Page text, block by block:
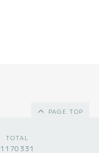
PAGE TOP
TOTAL
1170331